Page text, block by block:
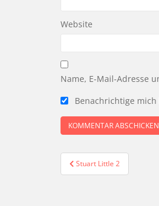
Website
Name, E-Mail-Adresse
Benachrichtige
Stuart Little 2